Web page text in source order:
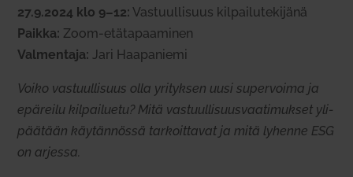
27.9.2024 klo 9–12: Vas­tuul­lisuus kil­pai­lu­te­kijänä
Paikka: Zoom-etä­ta­paa­minen
Val­mentaja: Jari Haa­pa­niemi
Voiko vas­tuul­lisuus olla yri­tyksen uusi super­voima ja
epä­reilu kil­pai­luetu? Mitä vas­tuul­li­suus­vaa­ti­mukset yli­
päätään käy­tän­nössä tar­koit­tavat ja mitä lyhenne ESG
on arjessa.